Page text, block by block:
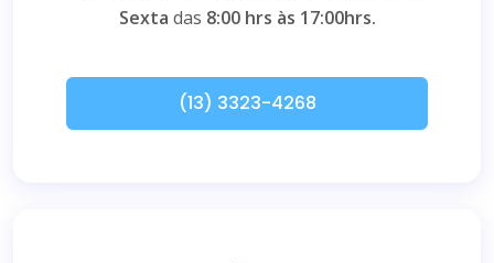
Sexta das 8:00 hrs às 17:00hrs.
(13) 3323-4268